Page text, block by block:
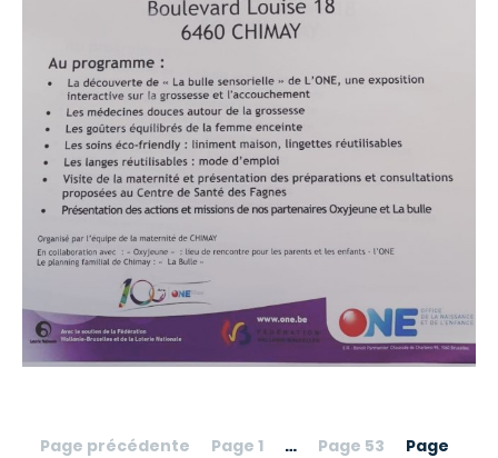
Page précédente Page 1 … Page 53
Page